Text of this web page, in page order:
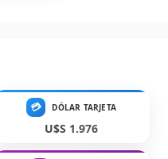
💳 DÓLAR TARJETA
U$S 1.976